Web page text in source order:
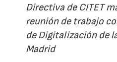
Directiva de CITET
reunión de trabajo
de Digitalización de
Madrid